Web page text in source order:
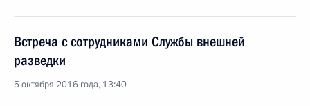
Встреча с сотрудниками Службы внешней
разведки
5 октября 2016 года, 13:40